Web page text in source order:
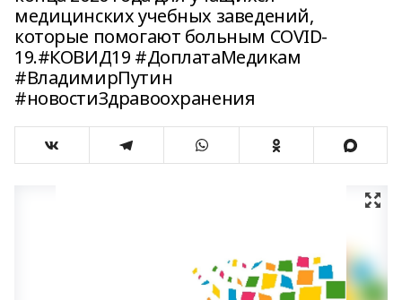
медицинских учебных заведений,
которые помогают больным COVID-
19.#КОВИД19 #ДоплатаМедикам
#ВладимирПутин
#новостиЗдравоохранения